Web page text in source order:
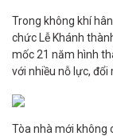
Trong không khí
chức Lễ Khánh
mốc 21 năm hình
với nhiều nỗ lực, đổi
Tòa nhà mới không